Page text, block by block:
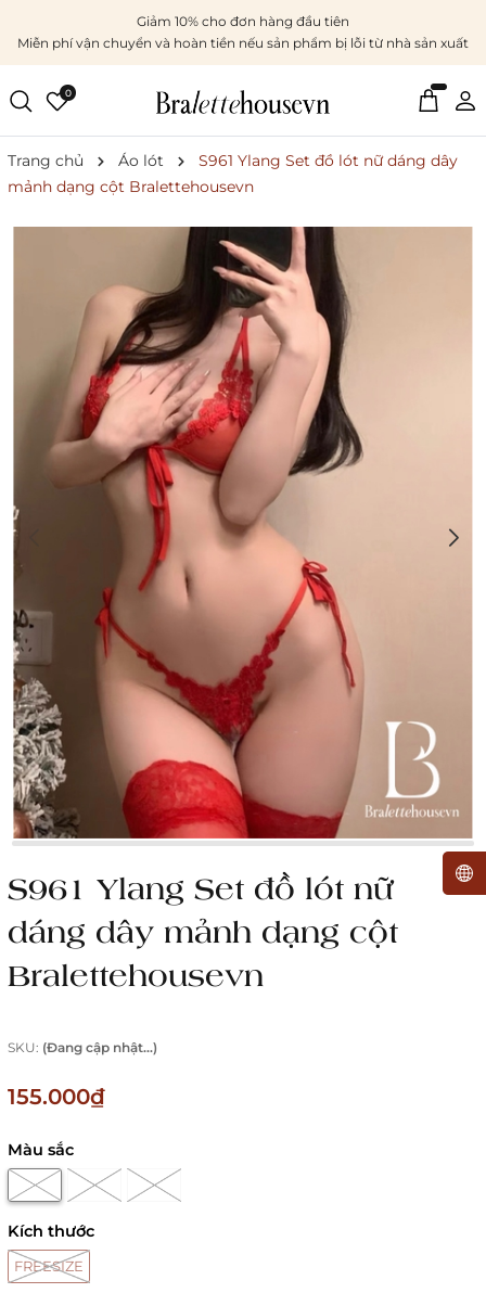
Giảm 10% cho đơn hàng đầu tiên
Miễn phí vận chuyển và hoàn tiền nếu sản phẩm bị lỗi từ nhà sản xuất
0
Trang chủ Áo lót
S961 Ylang Set đồ lót nữ dáng dây
mảnh dạng cột Bralettehousevn
S961 Ylang Set đồ lót nữ
dáng dây mảnh dạng cột
Bralettehousevn
SKU: (Đang cập nhật...)
155.000₫
Màu sắc
Kích thước
FREESIZE